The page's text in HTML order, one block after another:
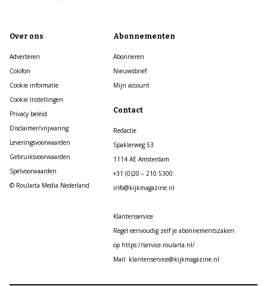
Over ons
Adverteren
Colofon
Cookie informatie
Cookie Instellingen
Privacy beleid
Disclaimer/vrijwaring
Leveringsvoorwaarden
Gebruiksvoorwaarden
Spelvoorwaarden
© Roularta Media Nederland
Abonnementen
Abonneren
Nieuwsbrief
Mijn account
Contact
Redactie
Spaklerweg 53
1114 AE Amsterdam
+31 (0)20 – 210 5300
info@kijkmagazine.nl
Klantenservice
Regel eenvoudig zelf je abonnementszaken
op https://service.roularta.nl/
Mail: klantenservice@kijkmagazine.nl